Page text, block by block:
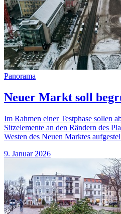
Panorama
Neuer Markt soll
Im Rahmen einer Testphase sollen
Sitzelemente an den Rändern des
Westen des Neuen Marktes
9. Januar 2026